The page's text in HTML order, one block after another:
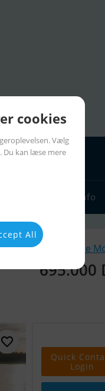
Sejlerinfo
Lignende
695.000
Quick
Login
cookies
Vælg
Du kan læse mere
All